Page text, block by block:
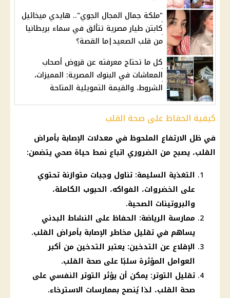
"ملكة جمال المجال الجوي".. هايدي ميخائيل
كابتن طيار مصرية تتألق في سماء بريطانيا
من قلب الصعيد|ما القصة؟
كل ما تحتاج معرفته عن قروض أصحاب
المعاشات في البنوك المصرية: المميزات،
الشروط، والقيمة التمويلية المتاحة
كيفية الحفاظ على صحة القلب
في ظل الارتفاع الملحوظ في معدلات الإصابة بأمراض
القلب، يصبح من الضروري اتباع نمط حياة صحي يتضمن:
التغذية السليمة: تناول وجبات متوازنة تحتوي
على الخضروات، الفواكه، الحبوب الكاملة،
والبروتينات الصحية.
ممارسة الرياضة: الحفاظ على النشاط البدني
يساهم في تقليل مخاطر الإصابة بأمراض القلب.
الإقلاع عن التدخين: يعتبر التدخين من أكبر
العوامل المؤثرة سلبًا على صحة القلب.
تقليل التوتر: يمكن أن يؤثر التوتر النفسي على
صحة القلب، لذا يُنصح بممارسات الاسترخاء.